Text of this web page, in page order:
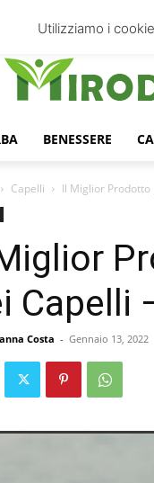
BENESSERE
Capelli Il Miglior Prodotto
Capelli
Costa - Gennaio 13, 2022
Utilizziamo i